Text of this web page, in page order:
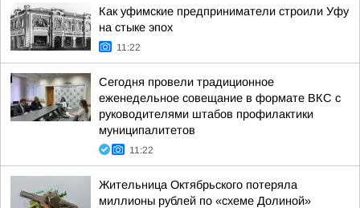
Как уфимские предприниматели строили Уфу
на стыке эпох
11:22
Сегодня провели традиционное
еженедельное совещание в формате ВКС с
руководителями штабов профилактики
муниципалитетов
11:22
Жительница Октябрьского потеряла
миллионы рублей по «схеме Долиной»